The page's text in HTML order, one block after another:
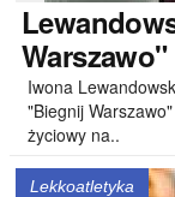
Warszawo"
Iwona
"Biegnij
życiowy na..
Lekkoatletyka